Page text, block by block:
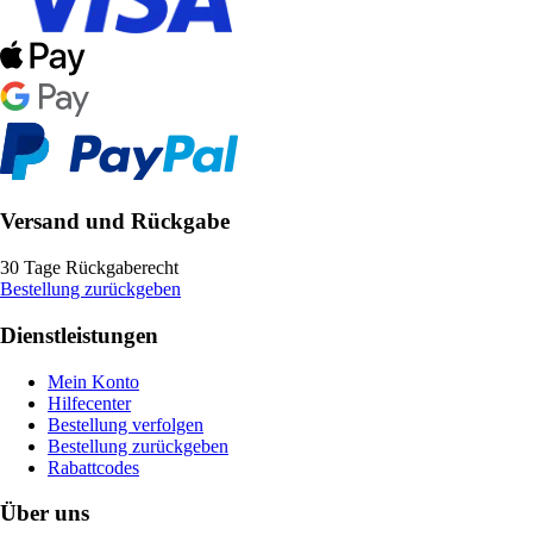
Versand und Rückgabe
30 Tage Rückgaberecht
Bestellung zurückgeben
Dienstleistungen
Mein Konto
Hilfecenter
Bestellung verfolgen
Bestellung zurückgeben
Rabattcodes
Über uns